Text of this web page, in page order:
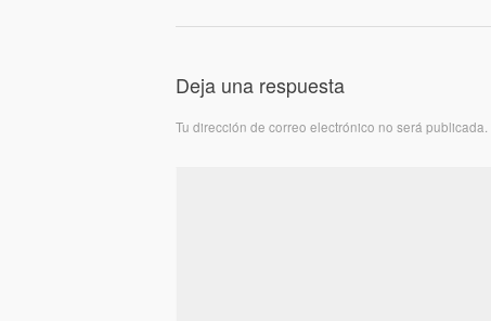
Deja una respuesta
Tu dirección de correo electrónico no será publicada.